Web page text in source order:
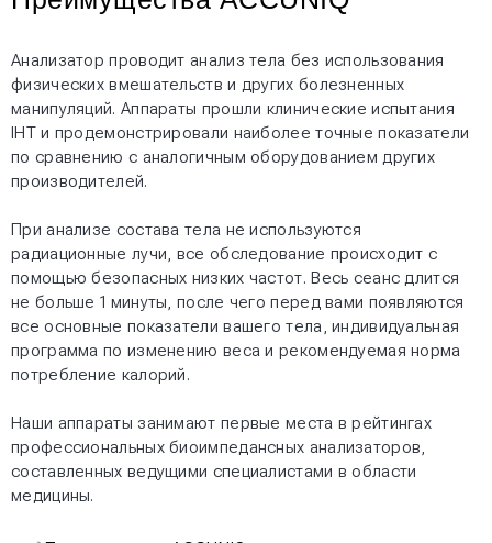
Анализатор проводит анализ тела без использования
физических вмешательств и других болезненных
манипуляций. Аппараты прошли клинические испытания
IHT и продемонстрировали наиболее точные показатели
по сравнению с аналогичным оборудованием других
производителей.
При анализе состава тела не используются
радиационные лучи, все обследование происходит с
помощью безопасных низких частот. Весь сеанс длится
не больше 1 минуты, после чего перед вами появляются
все основные показатели вашего тела, индивидуальная
программа по изменению веса и рекомендуемая норма
потребление калорий.
Наши аппараты занимают первые места в рейтингах
профессиональных биоимпедансных анализаторов,
составленных ведущими специалистами в области
медицины.